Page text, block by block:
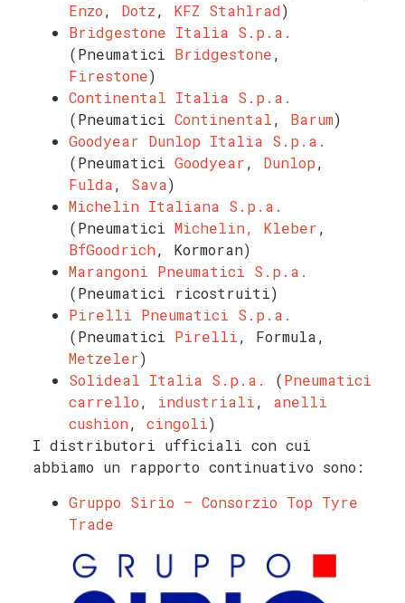
Enzo, Dotz, KFZ Stahlrad)
Bridgestone Italia S.p.a.
(Pneumatici Bridgestone,
Firestone)
Continental Italia S.p.a.
(Pneumatici Continental, Barum)
Goodyear Dunlop Italia S.p.a.
(Pneumatici Goodyear, Dunlop,
Fulda, Sava)
Michelin Italiana S.p.a.
(Pneumatici Michelin, Kleber,
BfGoodrich, Kormoran)
Marangoni Pneumatici S.p.a.
(Pneumatici ricostruiti)
Pirelli Pneumatici S.p.a.
(Pneumatici Pirelli, Formula,
Metzeler)
Solideal Italia S.p.a.
(Pneumatici
carrello, industriali, anelli
cushion, cingoli)
I distributori ufficiali con cui
abbiamo un rapporto continuativo sono:
Gruppo Sirio – Consorzio Top Tyre
Trade